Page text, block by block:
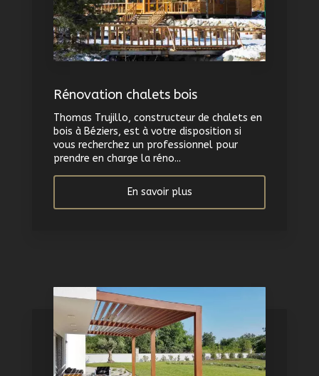
Rénovation chalets bois
Thomas Trujillo, constructeur de chalets en
bois à Béziers, est à votre disposition si
vous recherchez un professionnel pour
prendre en charge la réno...
En savoir plus